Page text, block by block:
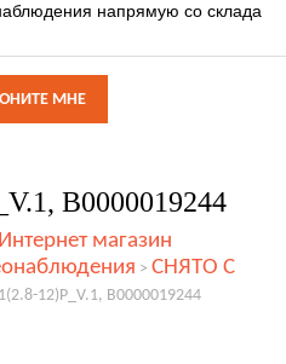
напрямую со склада
МНЕ
В0000019244
Интернет магазин
> СНЯТО С
12)P_V.1, В0000019244